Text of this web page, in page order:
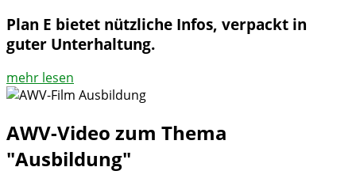
Plan E bietet nützliche Infos, verpackt in
guter Unterhaltung.
mehr lesen
AWV-Video zum Thema
"Ausbildung"